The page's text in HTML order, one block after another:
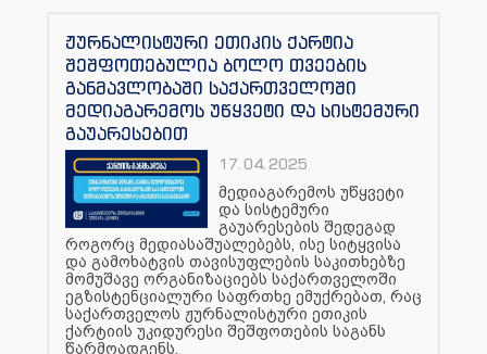
ჟურნალისტური ეთიკის ქარტია
შეშფოთებულია ბოლო თვეების
განმავლობაში საქართველოში
მედიაგარემოს უწყვეტი და სისტემური
გაუარესებით
17.04.2025
მედიაგარემოს უწყვეტი
და სისტემური
გაუარესების შედეგად
როგორც მედიასაშუალებებს, ისე სიტყვისა
და გამოხატვის თავისუფლების საკითხებზე
მომუშავე ორგანიზაციებს საქართველოში
ეგზისტენციალური საფრთხე ემუქრებათ, რაც
საქართველოს ჟურნალისტური ეთიკის
ქარტიის უკიდურესი შეშფოთების საგანს
წარმოადგენს.